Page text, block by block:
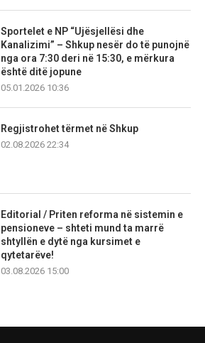
Sportelet e NP “Ujësjellësi dhe
Kanalizimi” – Shkup nesër do të punojnë
nga ora 7:30 deri në 15:30, e mërkura
është ditë jopune
05.01.2026 10:36
Regjistrohet tërmet në Shkup
02.08.2026 22:34
Editorial / Priten reforma në sistemin e
pensioneve – shteti mund ta marrë
shtyllën e dytë nga kursimet e
qytetarëve!
03.08.2026 15:00